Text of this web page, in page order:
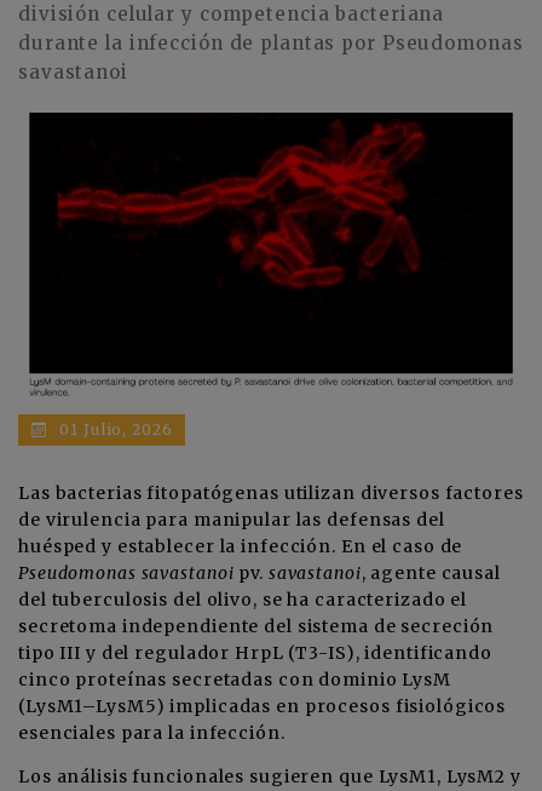
división celular y competencia bacteriana
durante la infección de plantas por Pseudomonas
savastanoi
01 Julio, 2026
Las bacterias fitopatógenas utilizan diversos factores
de virulencia para manipular las defensas del
huésped y establecer la infección. En el caso de
Pseudomonas savastanoi pv. savastanoi, agente causal
del tuberculosis del olivo, se ha caracterizado el
secretoma independiente del sistema de secreción
tipo III y del regulador HrpL (T3-IS), identificando
cinco proteínas secretadas con dominio LysM
(LysM1–LysM5) implicadas en procesos fisiológicos
esenciales para la infección.
Los análisis funcionales sugieren que LysM1, LysM2 y